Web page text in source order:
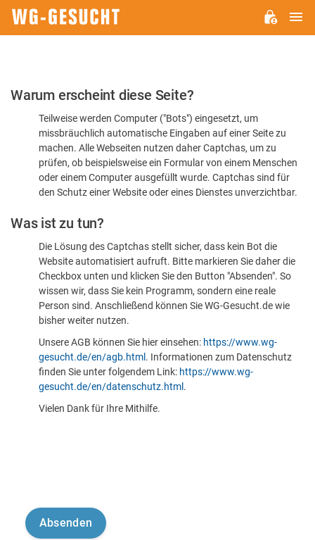
Bitte
dass
sind
Warum erscheint diese Seite?
Teilweise werden Computer ("Bots") eingesetzt, um
missbräuchlich automatische Eingaben auf einer Seite zu
machen. Alle Webseiten nutzen daher Captchas, um zu
prüfen, ob beispielsweise ein Formular von einem Menschen
oder einem Computer ausgefüllt wurde. Captchas sind für
den Schutz einer Website oder eines Dienstes unverzichtbar.
Was ist zu tun?
Die Lösung des Captchas stellt sicher, dass kein Bot die
Website automatisiert aufruft. Bitte markieren Sie daher die
Checkbox unten und klicken Sie den Button "Absenden". So
wissen wir, dass Sie kein Programm, sondern eine reale
Person sind. Anschließend können Sie WG-Gesucht.de wie
bisher weiter nutzen.
Unsere AGB können Sie hier einsehen: https://www.wg-
gesucht.de/en/agb.html . Informationen zum Datenschutz
finden Sie unter folgendem Link: https://www.wg-
gesucht.de/en/datenschutz.html .
Vielen Dank für Ihre Mithilfe.